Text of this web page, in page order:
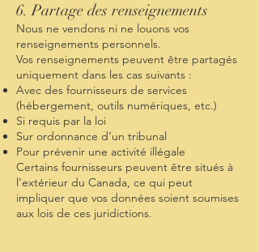
6. Partage des renseignements
Nous ne vendons ni ne louons vos
renseignements personnels.
Vos renseignements peuvent être partagés
uniquement dans les cas suivants :
Avec des fournisseurs de services
(hébergement, outils numériques, etc.)
Si requis par la loi
Sur ordonnance d’un tribunal
Pour prévenir une activité illégale
Certains fournisseurs peuvent être situés à
l’extérieur du Canada, ce qui peut
impliquer que vos données soient soumises
aux lois de ces juridictions.